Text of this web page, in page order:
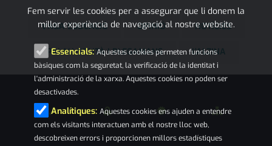
VAGA EDUCACIÓ OPINIÓ NOTÍCIES
PALAU-SOLITÀ I PLEGAMANS L'ALZINA
Fem servir les cookies per a assegurar que li donem la
millor experiència de navegació al nostre website.
Essencials: Aquestes cookies permeten funcions
bàsiques com la seguretat, la verificació de la identitat i
l'administració de la xarxa. Aquestes cookies no poden ser
desactivades.
Analítiques: Aquestes cookies ens ajuden a entendre
com els visitants interactuen amb el nostre lloc web,
descobreixen errors i proporcionen millors estadístiques